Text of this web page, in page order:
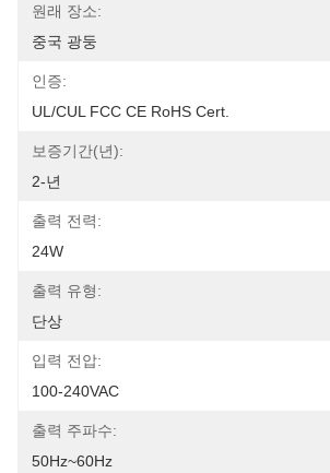
원래 장소:
중국 광둥
인증:
UL/cUL FCC CE RoHS Cert.
보증기간(년):
2-년
출력 전력:
24W
출력 유형:
단상
입력 전압:
100-240VAC
출력 주파수:
50Hz~60Hz